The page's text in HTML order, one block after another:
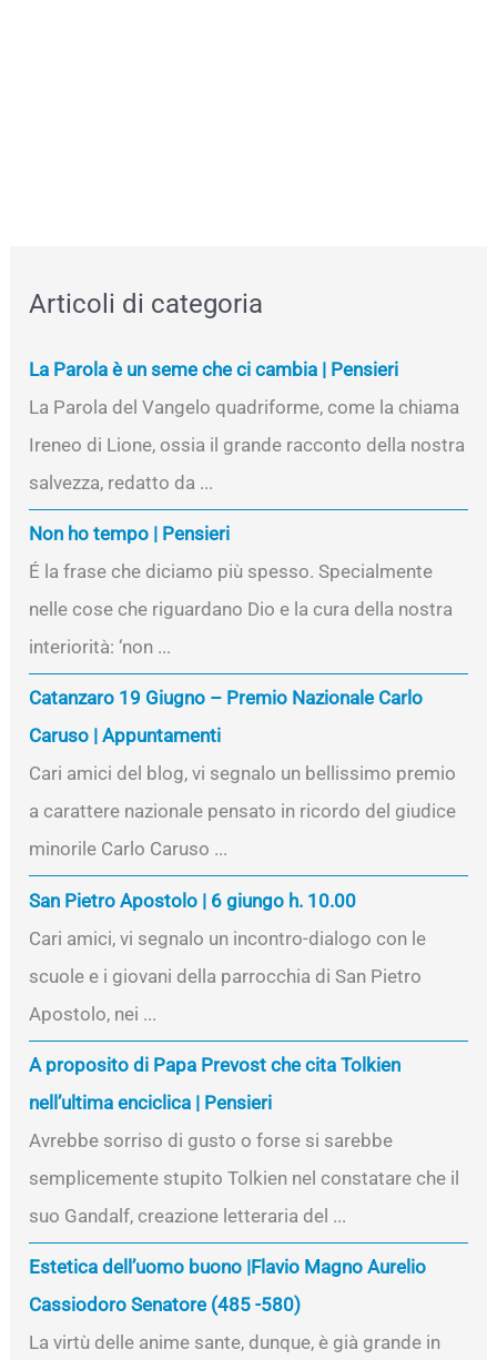
Articoli di categoria
La Parola è un seme che ci cambia | Pensieri
La Parola del Vangelo quadriforme, come la chiama
Ireneo di Lione, ossia il grande racconto della nostra
salvezza, redatto da ...
Non ho tempo | Pensieri
É la frase che diciamo più spesso. Specialmente
nelle cose che riguardano Dio e la cura della nostra
interiorità: ‘non ...
Catanzaro 19 Giugno – Premio Nazionale Carlo
Caruso | Appuntamenti
Cari amici del blog, vi segnalo un bellissimo premio
a carattere nazionale pensato in ricordo del giudice
minorile Carlo Caruso ...
San Pietro Apostolo | 6 giungo h. 10.00
Cari amici, vi segnalo un incontro-dialogo con le
scuole e i giovani della parrocchia di San Pietro
Apostolo, nei ...
A proposito di Papa Prevost che cita Tolkien
nell’ultima enciclica | Pensieri
Avrebbe sorriso di gusto o forse si sarebbe
semplicemente stupito Tolkien nel constatare che il
suo Gandalf, creazione letteraria del ...
Estetica dell’uomo buono |Flavio Magno Aurelio
Cassiodoro Senatore (485 -580)
La virtù delle anime sante, dunque, è già grande in